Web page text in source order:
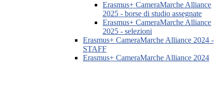
Erasmus+ CameraMarche Alliance
2025 - borse di studio assegnate
Erasmus+ CameraMarche Alliance
2025 - selezioni
Erasmus+ CameraMarche Alliance 2024 -
STAFF
Erasmus+ CameraMarche Alliance 2024